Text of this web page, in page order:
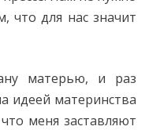
для нас значит
матерью, и раз
идеей материнства
меня заставляют